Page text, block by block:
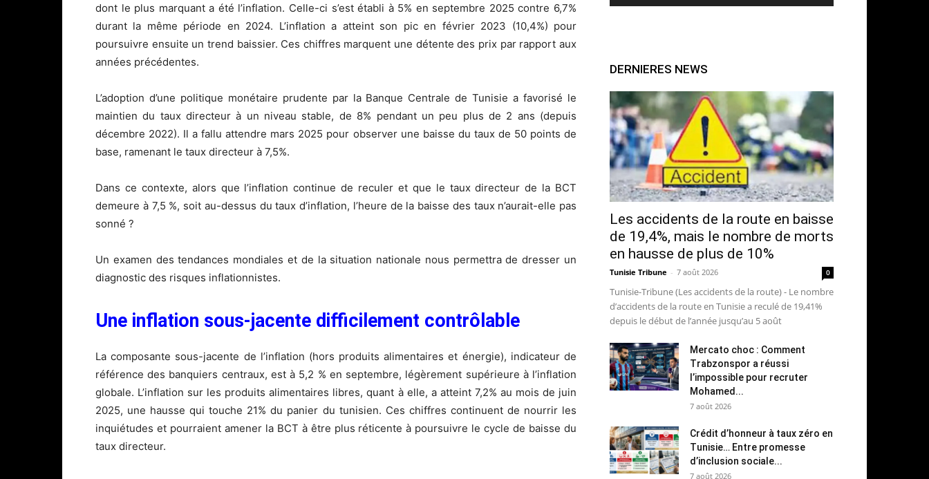
dont le plus marquant a été l’inflation. Celle-ci s’est établi à 5% en septembre 2025 contre 6,7%
durant la même période en 2024. L’inflation a atteint son pic en février 2023 (10,4%) pour
poursuivre ensuite un trend baissier. Ces chiffres marquent une détente des prix par rapport aux
années précédentes.
L’adoption d’une politique monétaire prudente par la Banque Centrale de Tunisie a favorisé le
maintien du taux directeur à un niveau stable, de 8% pendant un peu plus de 2 ans (depuis
décembre 2022). Il a fallu attendre mars 2025 pour observer une baisse du taux de 50 points de
base, ramenant le taux directeur à 7,5%.
Dans ce contexte, alors que l’inflation continue de reculer et que le taux directeur de la BCT
demeure à 7,5 %, soit au-dessus du taux d’inflation, l’heure de la baisse des taux n’aurait-elle pas
sonné ?
Un examen des tendances mondiales et de la situation nationale nous permettra de dresser un
diagnostic des risques inflationnistes.
Une inflation sous-jacente difficilement contrôlable
La composante sous-jacente de l’inflation (hors produits alimentaires et énergie), indicateur de
référence des banquiers centraux, est à 5,2 % en septembre, légèrement supérieure à l’inflation
globale. L’inflation sur les produits alimentaires libres, quant à elle, a atteint 7,2% au mois de juin
2025, une hausse qui touche 21% du panier du tunisien. Ces chiffres continuent de nourrir les
inquiétudes et pourraient amener la BCT à être plus réticente à poursuivre le cycle de baisse du
taux directeur.
DERNIERES NEWS
Les accidents de la route en baisse
de 19,4%, mais le nombre de morts
en hausse de plus de 10%
Tunisie Tribune - 7 août 2026 0
Tunisie-Tribune (Les accidents de la route) - Le nombre
d’accidents de la route en Tunisie a reculé de 19,41%
depuis le début de l’année jusqu’au 5 août
Mercato choc : Comment
Trabzonspor a réussi
l’impossible pour recruter
Mohamed...
7 août 2026
Crédit d’honneur à taux zéro en
Tunisie… Entre promesse
d’inclusion sociale...
7 août 2026